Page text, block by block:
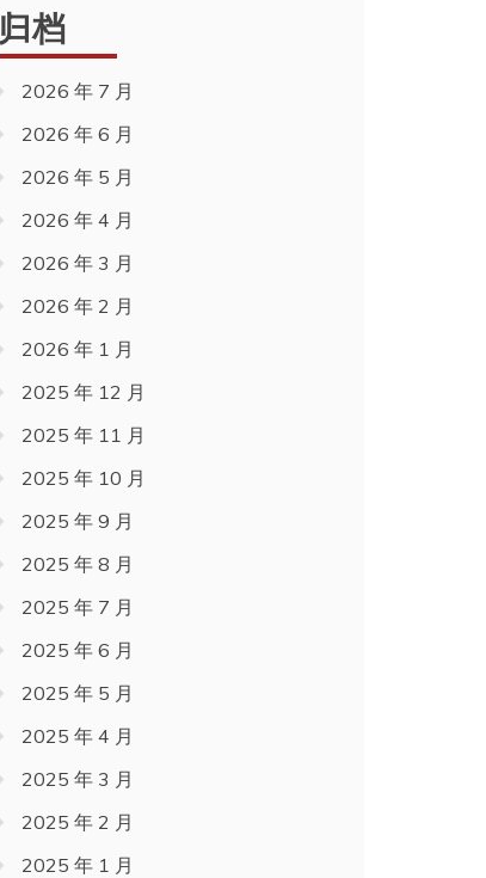
归档
2026 年 7 月
2026 年 6 月
2026 年 5 月
2026 年 4 月
2026 年 3 月
2026 年 2 月
2026 年 1 月
2025 年 12 月
2025 年 11 月
2025 年 10 月
2025 年 9 月
2025 年 8 月
2025 年 7 月
2025 年 6 月
2025 年 5 月
2025 年 4 月
2025 年 3 月
2025 年 2 月
2025 年 1 月